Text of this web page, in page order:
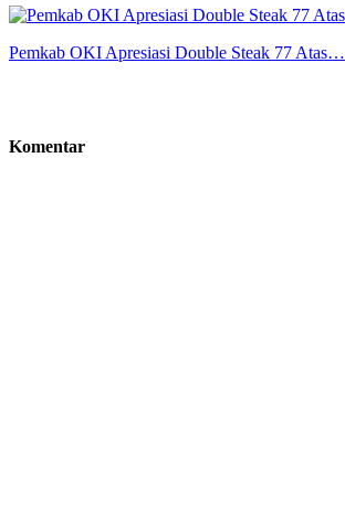
Pemkab OKI Apresiasi Double Steak 77 Atas…
Komentar